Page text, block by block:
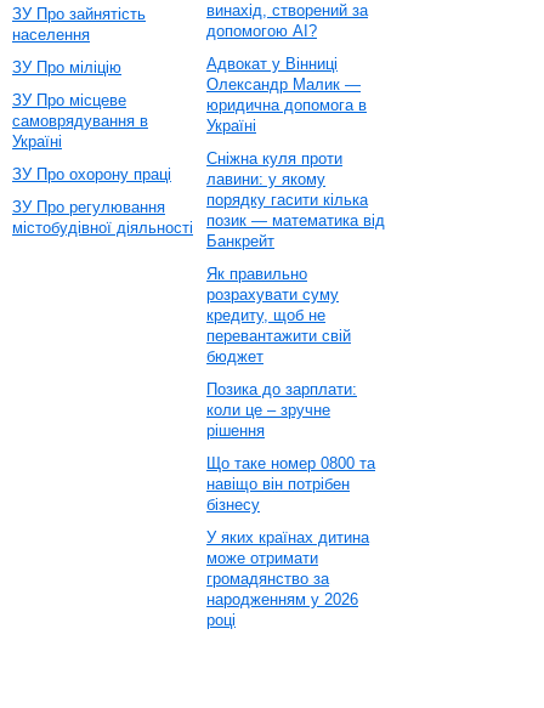
ЗУ Про зайнятість
населення
ЗУ Про міліцію
ЗУ Про місцеве
самоврядування в
Україні
ЗУ Про охорону праці
ЗУ Про регулювання
містобудівної діяльності
винахід, створений за
допомогою AI?
Адвокат у Вінниці
Олександр Малик —
юридична допомога в
Україні
Сніжна куля проти
лавини: у якому
порядку гасити кілька
позик — математика від
Банкрейт
Як правильно
розрахувати суму
кредиту, щоб не
перевантажити свій
бюджет
Позика до зарплати:
коли це – зручне
рішення
Що таке номер 0800 та
навіщо він потрібен
бізнесу
У яких країнах дитина
може отримати
громадянство за
народженням у 2026
році